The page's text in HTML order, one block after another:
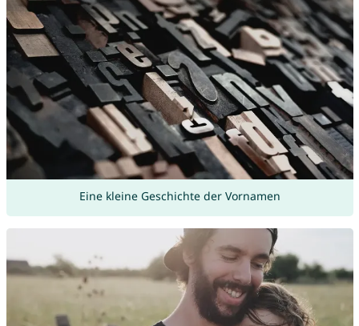
Eine kleine Geschichte der Vornamen